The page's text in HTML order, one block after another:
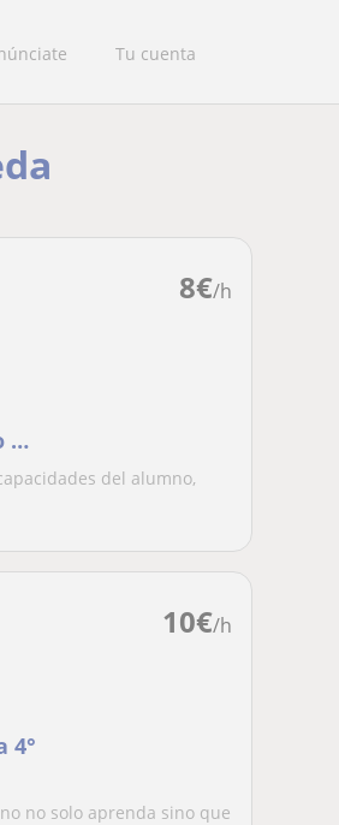
Tu cuenta
8€/h
el
del alumno,
10€/h
4°
no solo aprenda sino que